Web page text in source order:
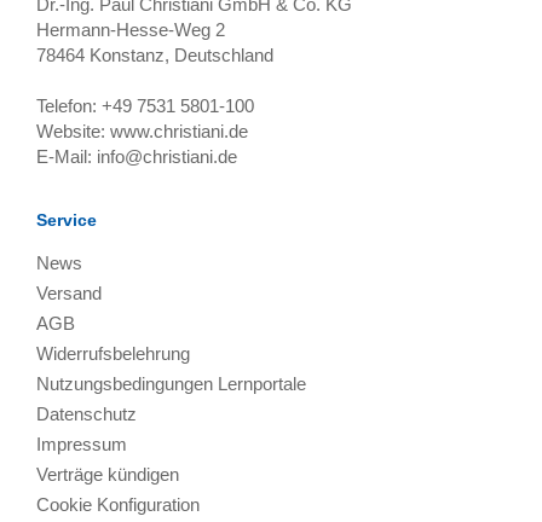
Dr.-Ing. Paul Christiani GmbH & Co. KG
Hermann-Hesse-Weg 2
78464 Konstanz, Deutschland
Telefon: +49 7531 5801-100
Website: www.christiani.de
E-Mail: info@christiani.de
Service
News
Versand
AGB
Widerrufsbelehrung
Nutzungsbedingungen Lernportale
Datenschutz
Impressum
Verträge kündigen
Cookie Konfiguration